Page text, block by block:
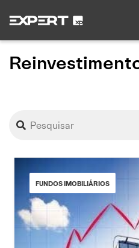
FUNDOS IMOBILIÁRIOS